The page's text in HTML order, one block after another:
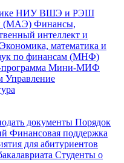
НИУ ВШЭ и РЭШ
(МАЭ) Финансы,
интеллект и
Экономика, математика и
по финансам (МНФ)
программа Мини-МИФ
Управление
документы Порядок
Финансовая поддержка
для абитуриентов
Студенты о